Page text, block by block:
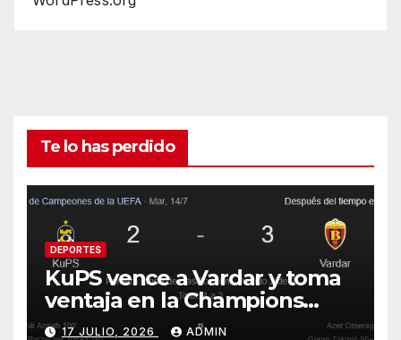
Te lo has perdido
DEPORTES
KuPS vence a Vardar y toma
ventaja en la Champions
League
17 JULIO, 2026 ADMIN